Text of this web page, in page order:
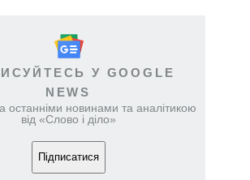
У GOOGLE
NEWS
останніми новинами та аналітикою
від «Слово і діло»
Підписатися